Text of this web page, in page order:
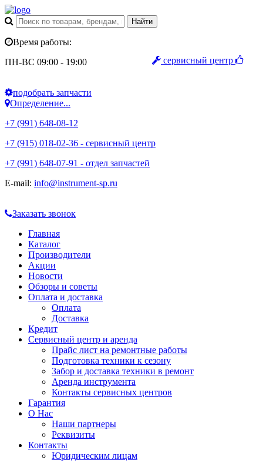
сервисный центр
Время работы:
ПН-ВС 09:00 - 19:00
подобрать запчасти
Определение...
+7 (991) 648-08-12
+7 (915) 018-02-36 - сервисный центр
+7 (991) 648-07-91 - отдел запчастей
E-mail: info@instrument-sp.ru
Заказать звонок
Главная
Каталог
Производители
Акции
Новости
Обзоры и советы
Оплата и доставка
Оплата
Доставка
Кредит
Сервисный центр и аренда
Прайс лист на ремонтные работы
Подготовка техники к сезону
Забор и доставка техники в ремонт
Аренда инструмента
Контакты сервисных центров
Гарантия
О Нас
Наши партнеры
Реквизиты
Контакты
Юридическим лицам